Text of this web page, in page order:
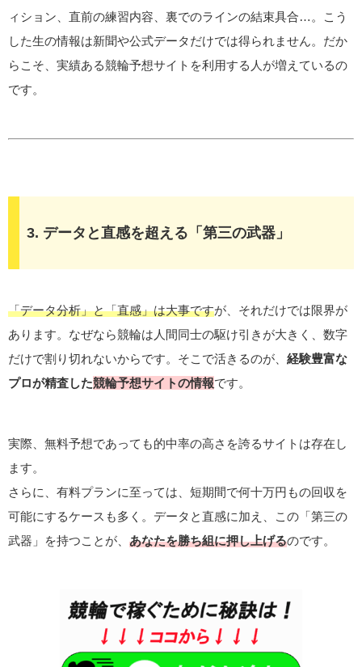
ィション、直前の練習内容、裏でのラインの結束具合…。こう
した生の情報は新聞や公式データだけでは得られません。だか
らこそ、実績ある競輪予想サイトを利用する人が増えているの
です。
3. データと直感を超える「第三の武器」
「データ分析」と「直感」は大事ですが、それだけでは限界が
あります。なぜなら競輪は人間同士の駆け引きが大きく、数字
だけで割り切れないからです。そこで活きるのが、 経験豊富な
プロが精査した競輪予想サイトの情報です。
実際、無料予想であっても的中率の高さを誇るサイトは存在し
ます。
さらに、有料プランに至っては、短期間で何十万円もの回収を
可能にするケースも多く。データと直感に加え、この「第三の
武器」を持つことが、 あなたを勝ち組に押し上げるのです。